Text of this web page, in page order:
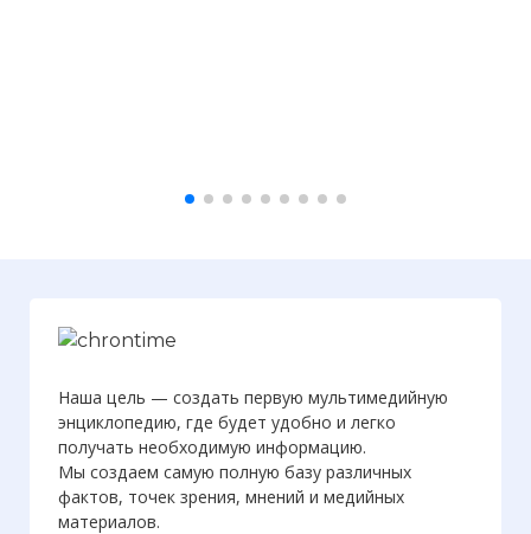
Наша цель — создать первую мультимедийную
энциклопедию, где будет удобно и легко
получать необходимую информацию.
Мы создаем самую полную базу различных
фактов, точек зрения, мнений и медийных
материалов.